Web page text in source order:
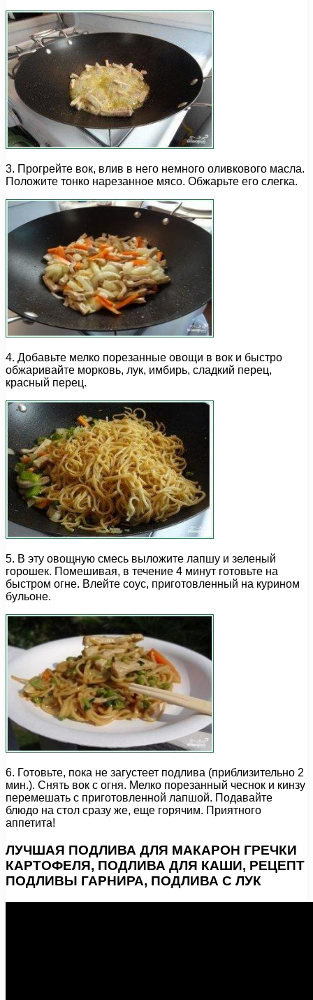
3. Прогрейте вок, влив в него немного оливкового масла.
Положите тонко нарезанное мясо. Обжарьте его слегка.
4. Добавьте мелко порезанные овощи в вок и быстро
обжаривайте морковь, лук, имбирь, сладкий перец,
красный перец.
5. В эту овощную смесь выложите лапшу и зеленый
горошек. Помешивая, в течение 4 минут готовьте на
быстром огне. Влейте соус, приготовленный на курином
бульоне.
6. Готовьте, пока не загустеет подлива (приблизительно 2
мин.). Снять вок с огня. Мелко порезанный чеснок и кинзу
перемешать с приготовленной лапшой. Подавайте
блюдо на стол сразу же, еще горячим. Приятного
аппетита!
ЛУЧШАЯ ПОДЛИВА ДЛЯ МАКАРОН ГРЕЧКИ
КАРТОФЕЛЯ, ПОДЛИВА ДЛЯ КАШИ, РЕЦЕПТ
ПОДЛИВЫ ГАРНИРА, ПОДЛИВА С ЛУК